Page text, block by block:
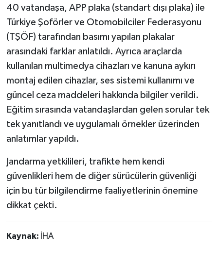
40 vatandaşa, APP plaka (standart dışı plaka) ile
Türkiye Şoförler ve Otomobilciler Federasyonu
(TŞÖF) tarafından basımı yapılan plakalar
arasındaki farklar anlatıldı. Ayrıca araçlarda
kullanılan multimedya cihazları ve kanuna aykırı
montaj edilen cihazlar, ses sistemi kullanımı ve
güncel ceza maddeleri hakkında bilgiler verildi.
Eğitim sırasında vatandaşlardan gelen sorular tek
tek yanıtlandı ve uygulamalı örnekler üzerinden
anlatımlar yapıldı.
Jandarma yetkilileri, trafikte hem kendi
güvenlikleri hem de diğer sürücülerin güvenliği
için bu tür bilgilendirme faaliyetlerinin önemine
dikkat çekti.
Kaynak: İHA